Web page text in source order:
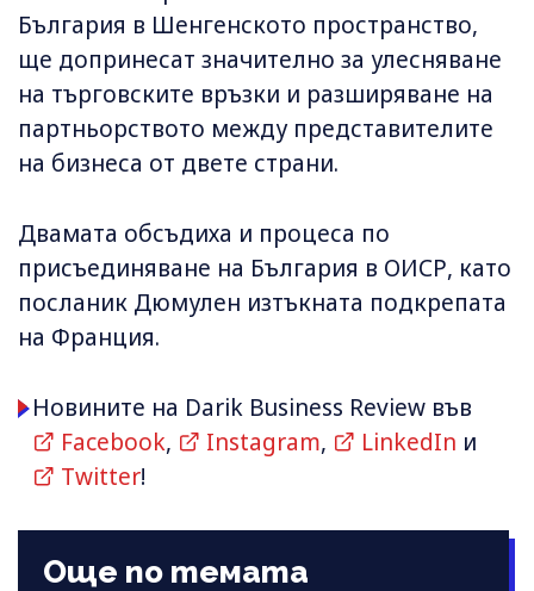
България в Шенгенското пространство,
ще допринесат значително за улесняване
на търговските връзки и разширяване на
партньорството между представителите
на бизнеса от двете страни.
Двамата обсъдиха и процеса по
присъединяване на България в ОИСР, като
посланик Дюмулен изтъкната подкрепата
на Франция.
Новините на Darik Business Review във
Facebook, Instagram, LinkedIn и
Twitter!
Още по темата